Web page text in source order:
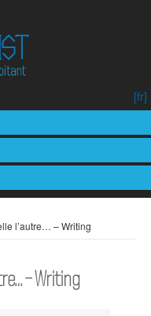
[fr]
l’autre… – Writing
– Writing